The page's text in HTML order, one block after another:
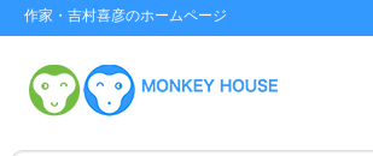
作家・吉村喜彦のホームページ